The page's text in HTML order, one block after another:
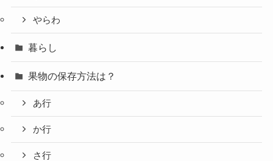
やらわ
暮らし
果物の保存方法は？
あ行
か行
さ行